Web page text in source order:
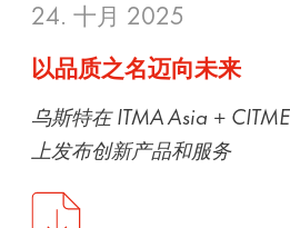
24. 十月 2025
以品质之名迈向未来
乌斯特在 ITMA Asia +
上发布创新产品和服务